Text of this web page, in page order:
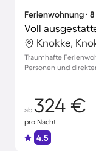
Ferienwohnung ∙
Knokke,
Traumhafte
Personen und
ab 324 €
pro Nacht
4.5